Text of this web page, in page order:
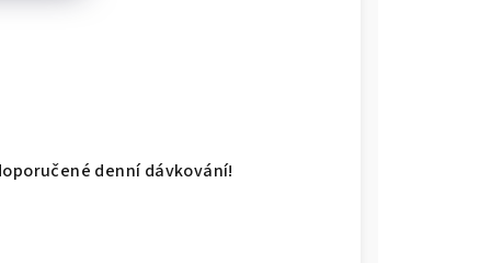
denní dávkování!